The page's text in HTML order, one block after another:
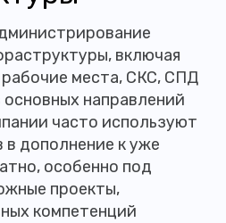
включая
рабочие места, СКС, СПД
направлений
часто используют
в дополнение к уже
особенно под
проекты,
компетенций